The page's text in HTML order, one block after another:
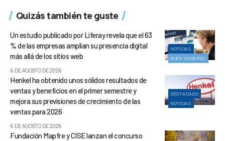
Quizás también te guste
NOTICIAS
BUEN GOBIERNO
Un estudio publicado por Liferay revela que el 63
% de las empresas amplían su presencia digital
más allá de los sitios web
6 DE AGOSTO DE 2026
DESTACADO
NOTICIAS
Henkel ha obtenido unos sólidos resultados de
ventas y beneficios en el primer semestre y
mejora sus previsiones de crecimiento de las
ventas para 2026
6 DE AGOSTO DE 2026
Fundación Mapfre y CISE lanzan el concurso